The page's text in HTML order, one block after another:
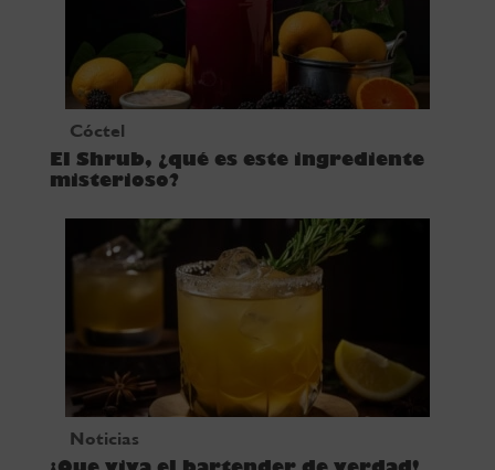
Cóctel
El Shrub, ¿qué es este ingrediente
misterioso?
Noticias